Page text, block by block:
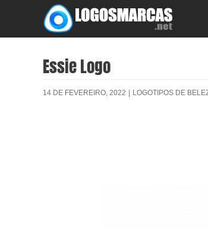
content
Essie Logo
14 DE FEVEREIRO, 2022 | LOGOTIPOS DE